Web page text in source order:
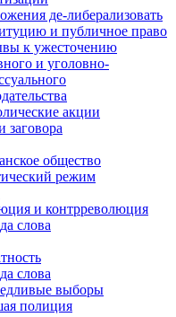
де-либерализовать
и публичное право
к ужесточению
и уголовно-
акции
заговора
общество
режим
и контрреволюция
слова
слова
выборы
полиция